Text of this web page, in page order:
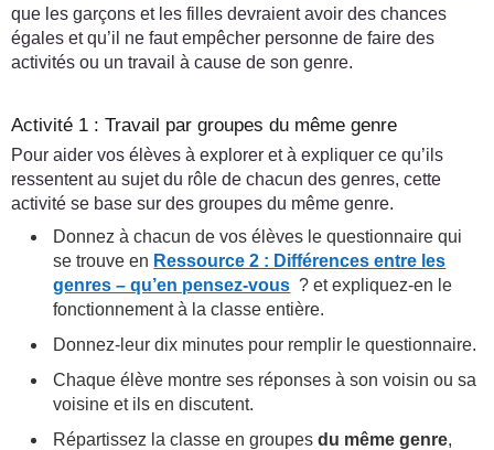
que les garçons et les filles devraient avoir des chances
égales et qu’il ne faut empêcher personne de faire des
activités ou un travail à cause de son genre.
Activité 1 : Travail par groupes du même genre
Pour aider vos élèves à explorer et à expliquer ce qu’ils
ressentent au sujet du rôle de chacun des genres, cette
activité se base sur des groupes du même genre.
Donnez à chacun de vos élèves le questionnaire qui
se trouve en Ressource 2 : Différences entre les
genres – qu’en pensez-vous ? et expliquez-en le
fonctionnement à la classe entière.
Donnez-leur dix minutes pour remplir le questionnaire.
Chaque élève montre ses réponses à son voisin ou sa
voisine et ils en discutent.
Répartissez la classe en groupesdu même genre,